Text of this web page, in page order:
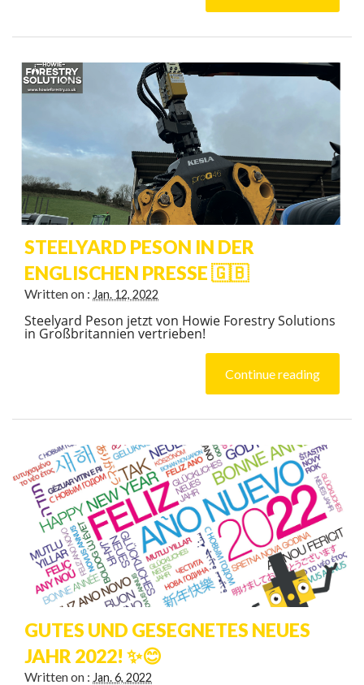
STEELYARD PESON IN DER
ENGLISCHEN PRESSE 🇬🇧
Written on : Jan. 12, 2022
Steelyard Peson jetzt von Howie Forestry Solutions
in Großbritannien vertrieben!
Continue reading
GUTES UND GESEGNETES NEUES
JAHR 2022! ✨😊
Written on : Jan. 6, 2022